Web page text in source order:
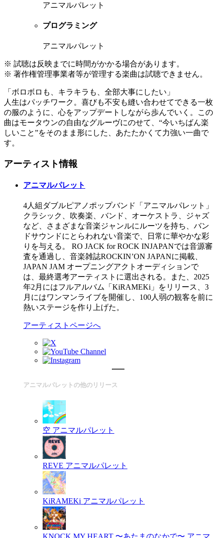
アニマルパレット
プログラミング
アニマルパレット
※ 試聴は反映までに時間がかかる場合があります。
※ 著作権管理事業者等が管理する楽曲は試聴できません。
「ボロボロも、キラキラも、全部大事にしたい」
人生はパッチワーク。喜びも不安も縫い合わせてできる一枚
の服のように、心をアップデートしながら歩んでいく。この
曲はモータウンの自由なグルーヴにのせて、“今いちばん楽
しいこと”をそのまま形にした、あたたかくて力強い一曲で
す。
アーティスト情報
アニマルパレット
4人組ダブルピアノポップバンド「アニマルパレット」
クラシック、吹奏楽、バンド、オーケストラ、ジャズ
など、さまざまな音楽ジャンルにルーツを持ち、バン
ドサウンドにとらわれない音楽で、日常に華やかな彩
りを与える。 RO JACK for ROCK INJAPANでは音源審
査を通過し、音楽雑誌ROCKIN’ON JAPANに掲載、
JAPAN JAM オープニングアクトオーディションで
は、最終選考アーティストに選出される。また、2025
年2月にはフルアルバム「KiRAMEKi」をリリース、3
月にはワンマンライブを開催し、100人弱の観客を前に
熱いステージを作り上げた。
アーティストページへ
アニマルパレットの他のリリース
空 アニマルパレット
REVE アニマルパレット
KiRAMEKi アニマルパレット
KNOCK MY HEART 〜あたまのなかで〜 アニマ